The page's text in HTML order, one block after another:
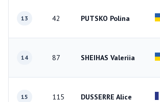
13 42 PUTSKO Polina
14 87 SHEIHAS Valeriia
15 115 DUSSERRE Alice